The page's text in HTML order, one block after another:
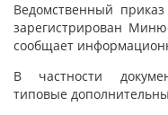
Ведомственный
зарегистрирован
сообщает
В частности
типовые